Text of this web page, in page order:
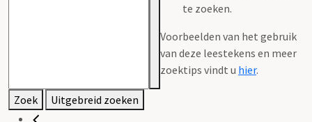
te zoeken.
Voorbeelden van het gebruik
van deze leestekens en meer
zoektips vindt u hier.
Zoek Uitgebreid zoeken